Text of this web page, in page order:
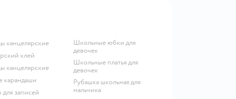
канцелярские
клей
канцелярские
карандаши
для записей
Школьные юбки для
девочек
Школьные платья для
девочек
Рубашка школьная для
мальчика